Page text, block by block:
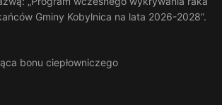
Gminy Kobylnica na lata 2026-2028”.
bonu ciepłowniczego